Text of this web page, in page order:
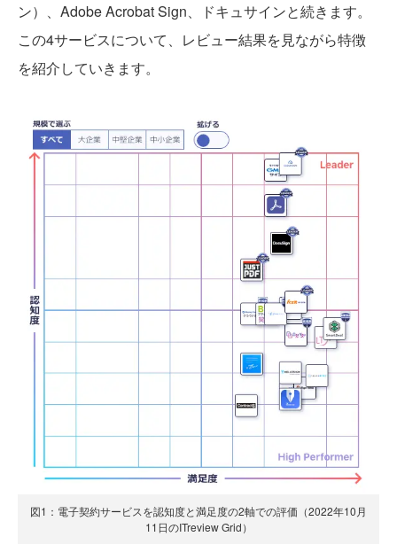
ン）、Adobe Acrobat Sign、ドキュサインと続きます。
この4サービスについて、レビュー結果を見ながら特徴
を紹介していきます。
図1：電子契約サービスを認知度と満足度の2軸での評価（2022年10月
11日のITreview Grid）